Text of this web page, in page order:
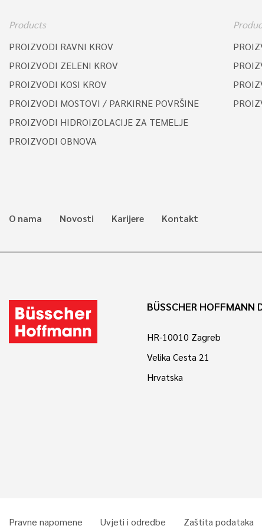
Products
PROIZVODI RAVNI KROV
PROIZVODI ZELENI KROV
PROIZVODI KOSI KROV
PROIZVODI MOSTOVI / PARKIRNE POVRŠINE
PROIZVODI HIDROIZOLACIJE ZA TEMELJE
PROIZVODI OBNOVA
O nama Novosti Karijere Kontakt
BÜSSCHER HOFFMANN
HR-10010 Zagreb
Velika Cesta 21
Hrvatska
Pravne napomene Uvjeti i odredbe Zaštita podataka